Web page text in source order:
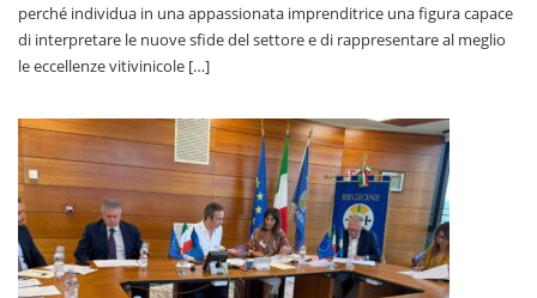
perché individua in una appassionata imprenditrice una figura capace
di interpretare le nuove sfide del settore e di rappresentare al meglio
le eccellenze vitivinicole […]